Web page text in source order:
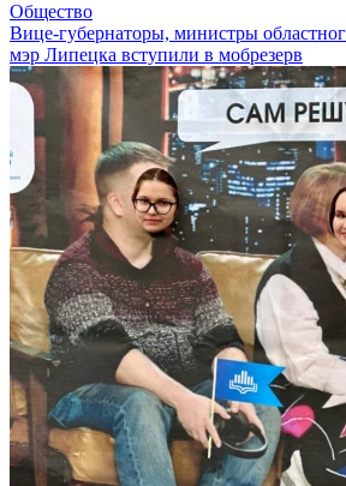
Общество
Вице-губернаторы, министры
мэр Липецка вступили в мобрезерв